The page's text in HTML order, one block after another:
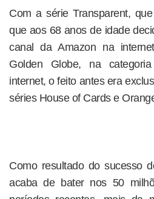
Com a série Transparent,
que aos 68 anos de idade
canal da Amazon na
Golden Globe, na
internet, o feito antes era
séries House of Cards e
Como resultado do sucesso
acaba de bater nos 50